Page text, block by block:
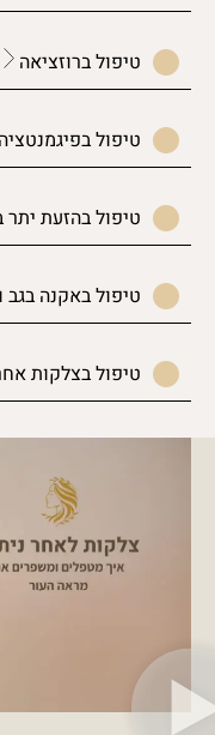
טיפול ברוזציאה
טיפול בפיגמנטציה
טיפול בהזעת
טיפול באקנה בגב
טיפול בצלקות